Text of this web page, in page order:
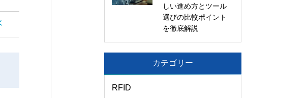
しい進め方とツール
選びの比較ポイント
を徹底解説
カテゴリー
RFID